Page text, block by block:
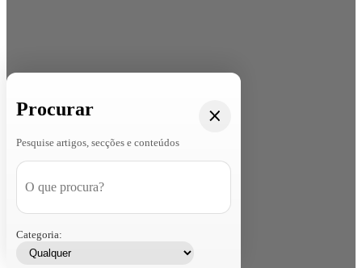
Procurar
Pesquise artigos, secções e conteúdos
Categoria: